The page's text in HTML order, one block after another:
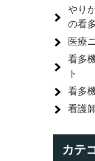
やり
の看
医療
看多
ト
看多
看護
カテ